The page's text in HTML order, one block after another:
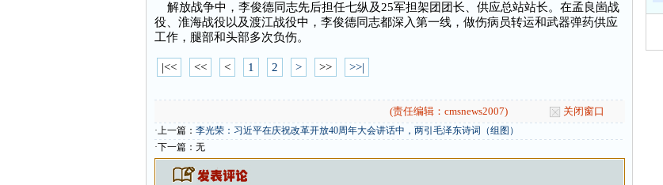
解放战争中，李俊德同志先后担任七纵及25军担架团团长、供应总站站长。在孟良崮战
役、淮海战役以及渡江战役中，李俊德同志都深入第一线，做伤病员转运和武器弹药供应
工作，腿部和头部多次负伤。
|<< << < 1 2 > >> >>|
(责任编辑：cmsnews2007) 关闭窗口
·上一篇： 李光荣：习近平在庆祝改革开放40周年大会讲话中，两引毛泽东诗词（组图）
·下一篇：无